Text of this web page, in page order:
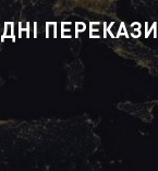
ПЕРЕКАЗИ